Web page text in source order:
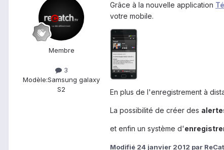
Membre
3
Modèle:Samsung galaxy
S2
Grâce à la nouvelle application
votre mobile.
En plus de l'enregistrement à
La possibilité de créer des
et enfin un système d'
Modifié 24 janvier 2012 par